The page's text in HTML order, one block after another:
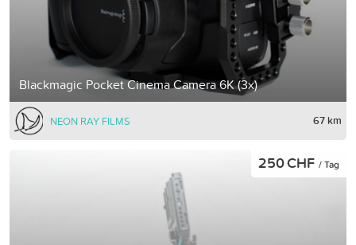
Blackmagic Pocket Cinema Camera 6K (3x)
NEON RAY FILMS 67 km
250 CHF / Tag